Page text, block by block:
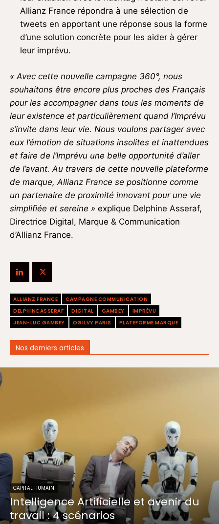
Allianz France répondra à une sélection de
tweets en apportant une réponse sous la forme
d’une solution concrète pour les aider à gérer
leur imprévu.
« Avec cette nouvelle campagne 360°, nous
souhaitons être encore plus proches des Français
pour les accompagner dans tous les moments de
leur existence et particulièrement quand l’Imprévu
s’invite dans leur vie. Nous voulons partager avec
eux l’émotion de situations insolites et inattendues
et faire de l’Imprévu une belle opportunité d’aller
de l’avant. Au travers de cette nouvelle plateforme
de marque, Allianz France se positionne comme
un partenaire de proximité innovant pour une vie
simplifiée et sereine » explique Delphine Asseraf,
Directrice Digital, Marque & Communication
d’Allianz France.
ALLIANZ FRANCE
CAMPAGNE COMMUNICATION
DELPHINE ASSERAF
DIGITAL GAMBEY
IMPRÉVU
JEAN-LUC GAMBEY
OGILVY PARIS PLATEFORME MARQUE
Nos derniers articles
CAPITAL HUMAIN
Intelligence Artificielle et avenir du
travail : 4 scénarios